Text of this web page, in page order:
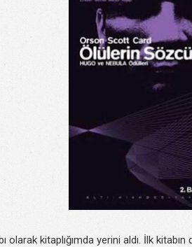
olarak kitaplığımda yerini aldı. İlk